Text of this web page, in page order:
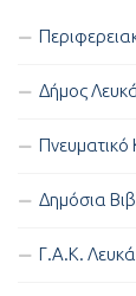
Δήμος
Δημόσια
Γ.Α.Κ.